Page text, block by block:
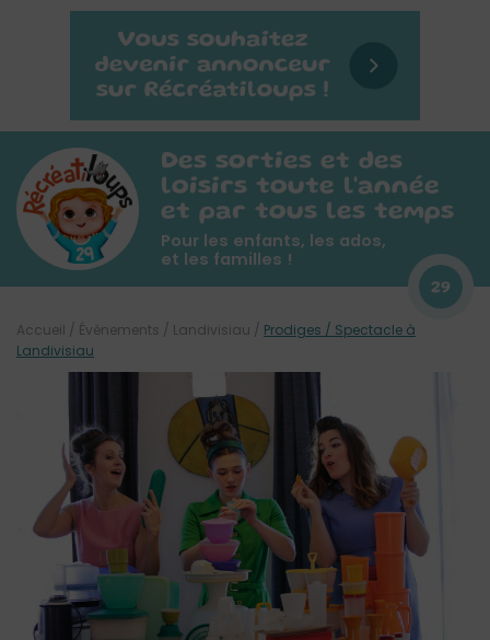
Des sorties et des
loisirs toute l'année
et par tous les temps
Pour les enfants, les ados,
et les familles !
29
Accueil / Évènements / Landivisiau / Prodiges / Spectacle à
Landivisiau